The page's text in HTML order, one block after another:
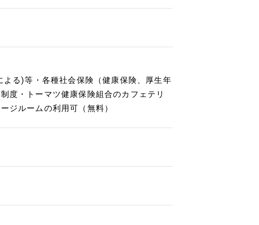
る)等・各種社会保険（健康保険、厚生年
度・トーマツ健康保険組合のカフェテリ
ジルームの利用可（無料）